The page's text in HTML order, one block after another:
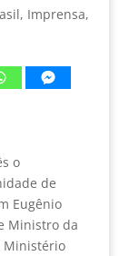
, Imprensa,
o
de
Eugênio
Ministro da
Ministério